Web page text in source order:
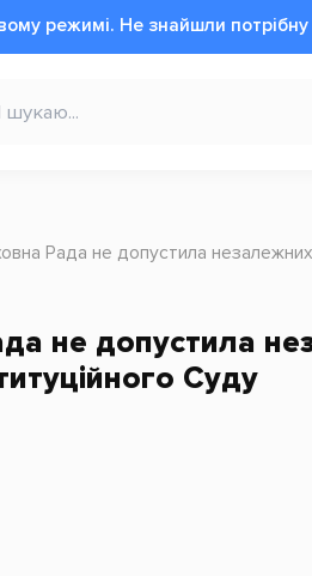
режимі. Не знайшли
Рада не допустила
не допустила
Суду